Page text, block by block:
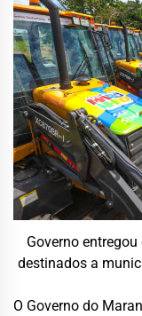
Governo
destinados a
O Governo do